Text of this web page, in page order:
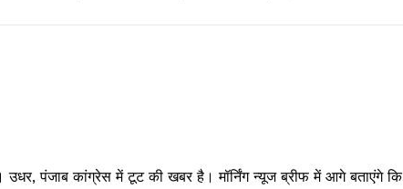
उधर, पंजाब कांग्रेस में टूट की खबर है। मॉर्निंग न्यूज ब्रीफ में आगे बताएंगे कि